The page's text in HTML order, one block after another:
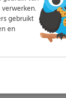
mee hebt,
jou om de
uitleg hoe
is pas
gebruikt
en